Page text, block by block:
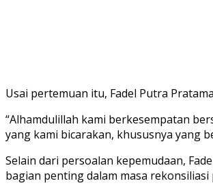
Usai pertemuan itu, Fadel Putra
“Alhamdulillah kami berkesempatan
yang kami bicarakan, khususnya yang
Selain dari persoalan kepemudaan,
bagian penting dalam masa